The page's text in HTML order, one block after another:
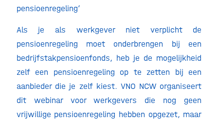
pensioenregeling’
Als je als werkgever niet verplicht de
pensioenregeling moet onderbrengen bij een
bedrijfstakpensioenfonds, heb je de mogelijkheid
zelf een pensioenregeling op te zetten bij een
aanbieder die je zelf kiest. VNO NCW organiseert
dit webinar voor werkgevers die nog geen
vrijwillige pensioenregeling hebben opgezet, maar